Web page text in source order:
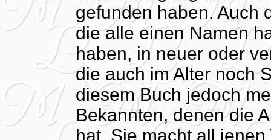
gefunden haben. Auch
die alle einen Namen
haben, in neuer oder
die auch im Alter noch
diesem Buch jedoch
Bekannten, denen die
hat. Sie macht all